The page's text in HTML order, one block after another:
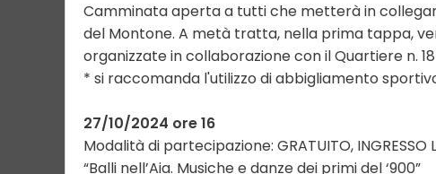
Camminata aperta a tutti che metterà in
del Montone. A metà tratta, nella prima tappa,
organizzate in collaborazione con il Quartiere n.
* si raccomanda l'utilizzo di abbigliamento
27/10/2024 ore 16
Modalità di partecipazione: GRATUITO, INGRESSO
“Balli nell’Aia. Musiche e danze dei primi del ‘900”